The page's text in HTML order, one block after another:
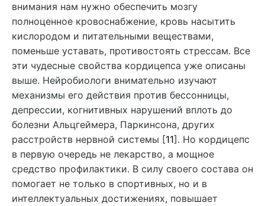
внимания нам нужно обеспечить мозгу
полноценное кровоснабжение, кровь насытить
кислородом и питательными веществами,
поменьше уставать, противостоять стрессам. Все
эти чудесные свойства кордицепса уже описаны
выше. Нейробиологи внимательно изучают
механизмы его действия против бессонницы,
депрессии, когнитивных нарушений вплоть до
болезни Альцгеймера, Паркинсона, других
расстройств нервной системы [11]. Но кордицепс
в первую очередь не лекарство, а мощное
средство профилактики. В силу своего состава он
помогает не только в спортивных, но и в
интеллектуальных достижениях, повышает